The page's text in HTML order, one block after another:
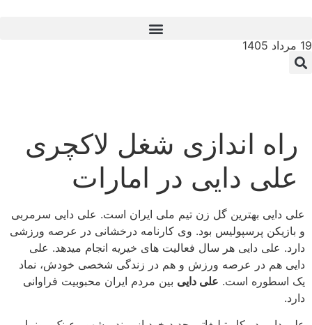
19 مرداد 1405
راه اندازی شغل لاکچری
علی دایی در امارات
علی دایی بهترین گل زن تیم ملی ایران است. علی دایی سرمربی
و بازیکن پرسپولیس بود. وی کارنامه درخشانی در عرصه ورزشی
دارد. علی دایی هر سال فعالیت های خیریه انجام میدهد. علی
دایی هم در عرصه ورزش و هم در زندگی شخصی خودش، نماد
یک اسطوره است. علی دایی بین مردم ایران محبوبیت فراوانی
دارد.